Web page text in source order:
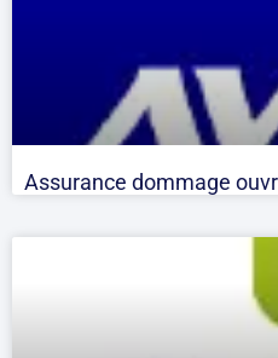
Assurance dommage